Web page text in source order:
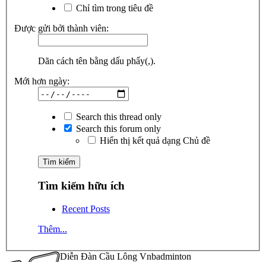
Chỉ tìm trong tiêu đề
Được gửi bởi thành viên:
Dãn cách tên bằng dấu phẩy(,).
Mới hơn ngày:
Search this thread only
Search this forum only
Hiển thị kết quả dạng Chủ đề
Tìm kiếm hữu ích
Recent Posts
Thêm...
Diễn Đàn Cầu Lông Vnbadminton